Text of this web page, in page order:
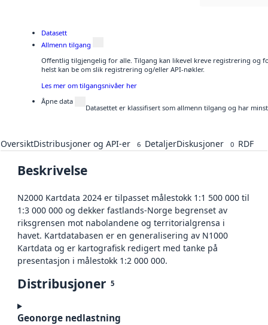
Datasett
Allmenn tilgang
Offentlig tilgjengelig for alle. Tilgang kan likevel kreve registrering og
helst kan be om slik registrering og/eller API-nøkler.
Les mer om tilgangsnivåer her
Åpne data
Datasettet er klassifisert som allmenn tilgang og har
OversiktDistribusjoner og API-er 6 DetaljerDiskusjoner 0 RDF
Beskrivelse
N2000 Kartdata 2024 er tilpasset målestokk 1:1 500 000 til
1:3 000 000 og dekker fastlands-Norge begrenset av
riksgrensen mot nabolandene og territorialgrensa i
havet. Kartdatabasen er en generalisering av N1000
Kartdata og er kartografisk redigert med tanke på
presentasjon i målestokk 1:2 000 000.
Distribusjoner 5
Geonorge nedlastning